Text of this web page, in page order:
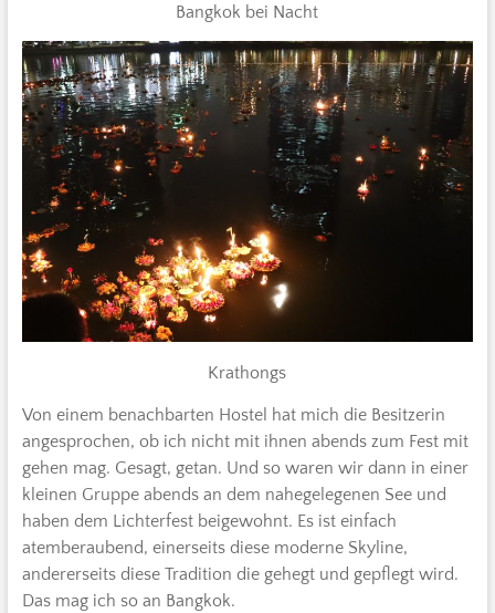
Bangkok bei Nacht
Krathongs
Von einem benachbarten Hostel hat mich die Besitzerin
angesprochen, ob ich nicht mit ihnen abends zum Fest mit
gehen mag. Gesagt, getan. Und so waren wir dann in einer
kleinen Gruppe abends an dem nahegelegenen See und
haben dem Lichterfest beigewohnt. Es ist einfach
atemberaubend, einerseits diese moderne Skyline,
andererseits diese Tradition die gehegt und gepflegt wird.
Das mag ich so an Bangkok.